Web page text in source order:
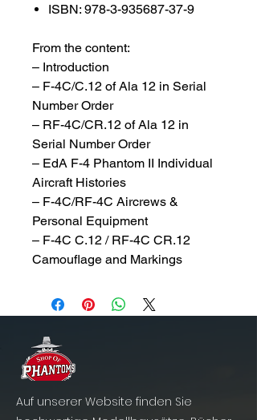
ISBN: 978-3-935687-37-9
From the content:
– Introduction
– F-4C/C.12 of Ala 12 in Serial
Number Order
– RF-4C/CR.12 of Ala 12 in
Serial Number Order
– EdA F-4 Phantom II Individual
Aircraft Histories
– F-4C/RF-4C Aircrews &
Personal Equipment
– F-4C C.12 / RF-4C CR.12
Camouflage and Markings
Auf unserer Website finden Sie